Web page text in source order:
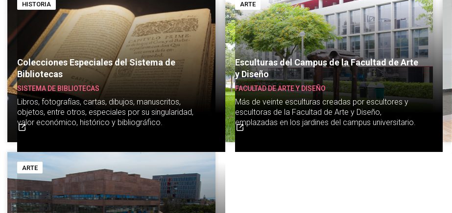
Colecciones Especiales del Sistema de
Bibliotecas
SISTEMA DE BIBLIOTECAS
Libros, fotografías, cartas, dibujos, manuscritos,
objetos, entre otros, especiales por su singularidad,
valor económico, histórico y bibliográfico.
HISTORIA
Esculturas del Campus de la Facultad de Arte
y Diseño
FACULTAD DE ARTE Y DISEÑO
Más de veinte esculturas creadas por escultores y
escultoras de la Facultad de Arte y Diseño,
emplazadas en los jardines del campus universitario.
ARTE
ARTE